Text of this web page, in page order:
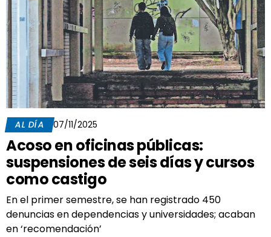
AL DÍA 07/11/2025
Acoso en oficinas públicas:
suspensiones de seis días y cursos
como castigo
En el primer semestre, se han registrado 450
denuncias en dependencias y universidades; acaban
en ‘recomendación’